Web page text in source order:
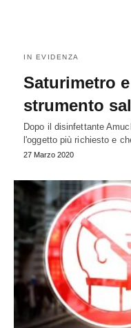
IN EVIDENZA
Saturimetro
strumento
Dopo il disinfettante
l'oggetto più richiesto e
27 Marzo 2020